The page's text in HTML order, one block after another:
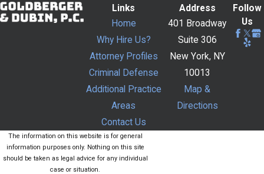
Links
Home
Why Hire Us?
Attorney Profiles
Criminal Defense
Additional Practice
Areas
Contact Us
Address
401 Broadway
Suite 306
New York, NY
10013
Map &
Directions
Follow
Us
The information on this website is for general
information purposes only. Nothing on this site
should be taken as legal advice for any individual
case or situation.